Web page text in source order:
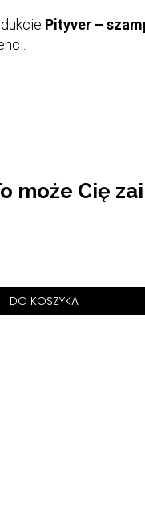
Pityver –
może Cię
DO KOSZYKA